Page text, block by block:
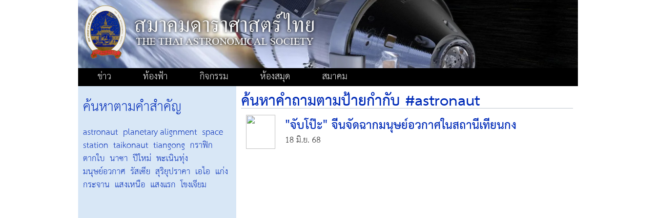
ข่าว ท้องฟ้า กิจกรรม ห้องสมุด สมาคม
ค้นหาตามคำสำคัญ
astronaut planetary alignment space
station taikonaut tiangong กราฟิก
ตากใบ นาซา ปีใหม่ พะเนินทุ่ง
มนุษย์อวกาศ รัสเซีย สุริยุปราคา เอไอ แก่ง
กระจาน แสงเหนือ แสงแรก โขงเจียม
ค้นหาคำถามตามป้ายกำกับ #astronaut
"จับโป๊ะ" จีนจัดฉากมนุษย์อวกาศในสถานีเทียนกง
18 มิ.ย. 68